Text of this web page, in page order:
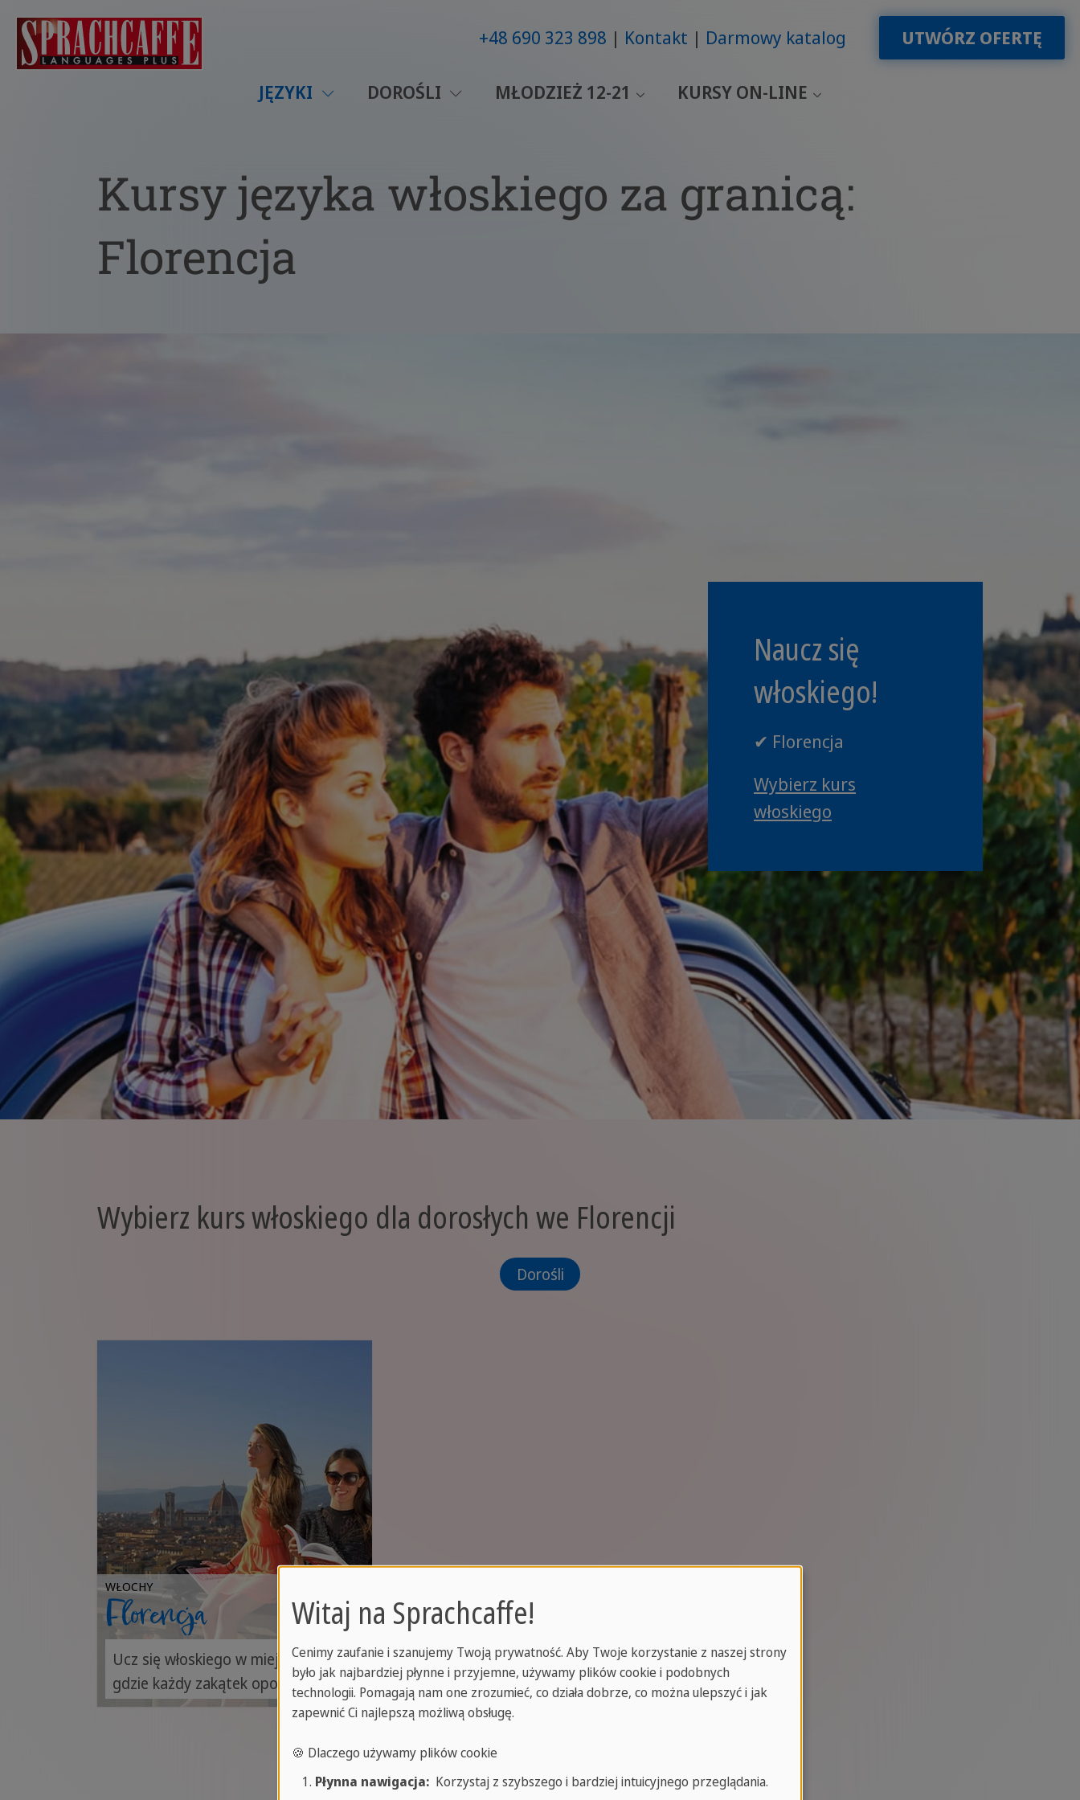
+48 690 323 898 Kontakt Darmowy katalog UTWÓRZ OFERTĘ
JĘZYKI DOROŚLI MŁODZIEŻ 12-21 KURSY ON-LINE
Kursy języka włoskiego za granicą:
Florencja
Naucz się
włoskiego!
✔ Florencja
Wybierz kurs
włoskiego
Wybierz kurs włoskiego dla dorosłych we Florencji
Dorośli
WŁOCHY
Florencja
Ucz się włoskiego w miejscu,
gdzie każdy zakątek opowiada
historię – poprzez kuchnię,
Witaj na Sprachcaffe!
Cenimy zaufanie i szanujemy Twoją prywatność. Aby Twoje korzystanie z naszej strony
było jak najbardziej płynne i przyjemne, używamy plików cookie i podobnych
technologii. Pomagają nam one zrozumieć, co działa dobrze, co można ulepszyć i jak
zapewnić Ci najlepszą możliwą obsługę.
🍪 Dlaczego używamy plików cookie
Płynna nawigacja:Korzystaj z szybszego i bardziej intuicyjnego przeglądania.